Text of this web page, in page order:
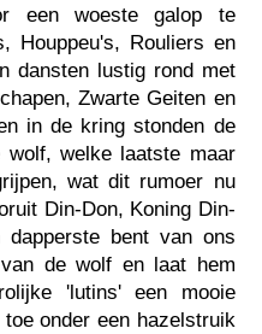
een woeste galop te
Houppeu's, Rouliers en
dansten lustig rond met
Zwarte Geiten en
in de kring stonden de
wolf, welke laatste maar
wat dit rumoer nu
Din-Don, Koning Din-
bent van ons
de wolf en laat hem
'lutins' een mooie
onder een hazelstruik